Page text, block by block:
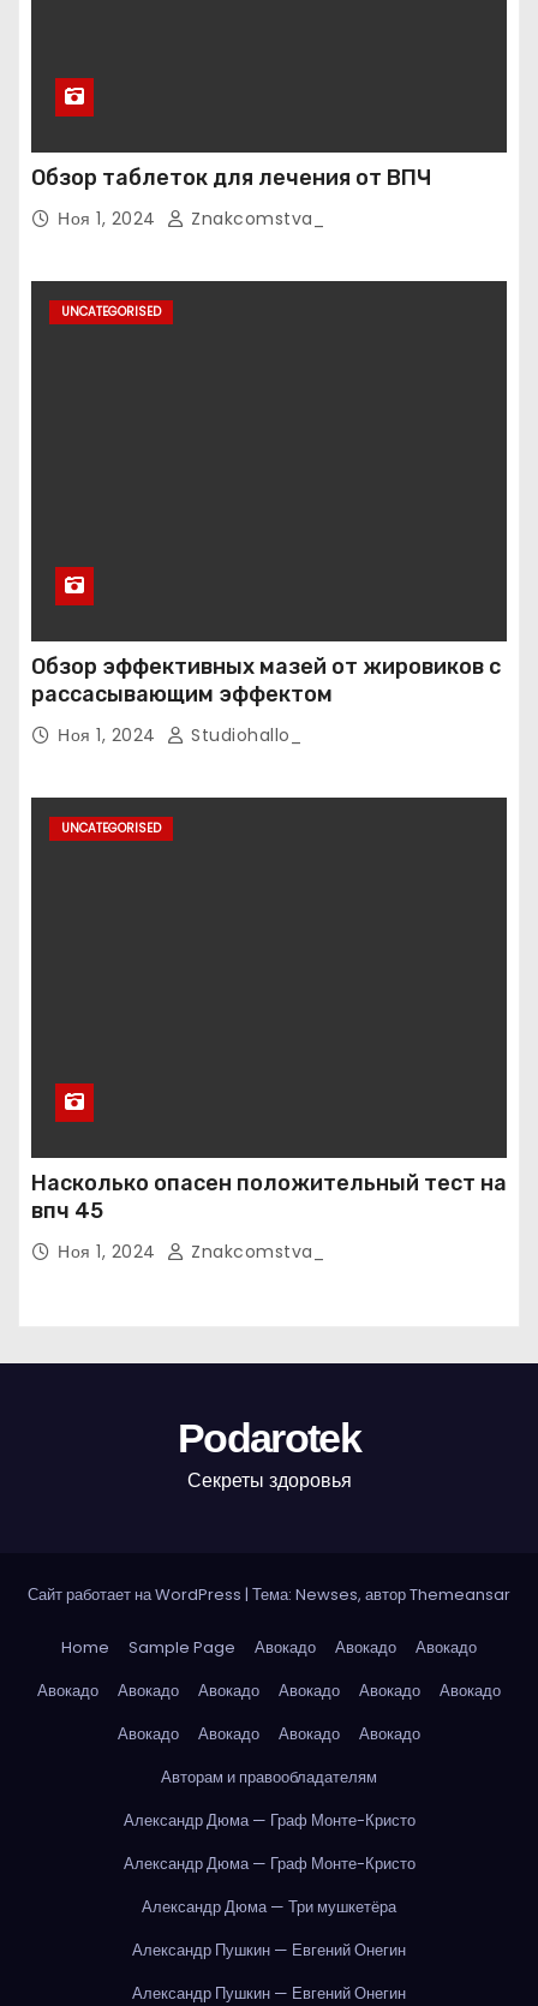
Обзор таблеток для лечения от ВПЧ
Ноя 1, 2024 Znakcomstva_
UNCATEGORISED
Обзор эффективных мазей от жировиков с
рассасывающим эффектом
Ноя 1, 2024 Studiohallo_
UNCATEGORISED
Насколько опасен положительный тест на
впч 45
Ноя 1, 2024 Znakcomstva_
Podarotek
Секреты здоровья
Сайт работает на WordPress | Тема: Newses, авторThemeansar
Home Sample Page Авокадо Авокадо
Авокадо
Авокадо
Авокадо Авокадо Авокадо Авокадо
Авокадо
Авокадо
Авокадо Авокадо
Авокадо
Авторам и правообладателям
Александр Дюма — Граф Монте-Кристо
Александр Дюма — Граф Монте-Кристо
Александр Дюма — Три мушкетёра
Александр Пушкин — Евгений Онегин
Александр Пушкин — Евгений Онегин